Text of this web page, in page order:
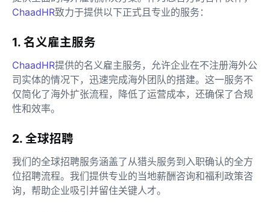
ChaadHR致力于提供以下正式且专业的服务：
1. 名义雇主服务
ChaadHR提供的名义雇主服务，允许企业在不注册海外公
司实体的情况下，迅速完成海外团队的搭建。这一服务不
仅简化了海外扩张流程，降低了运营成本，还确保了合规
性和效率。
2. 全球招聘
我们的全球招聘服务涵盖了从猎头服务到入职确认的全方
位招聘流程。我们提供专业的当地薪酬咨询和福利政策咨
询，帮助企业吸引并留住关键人才。